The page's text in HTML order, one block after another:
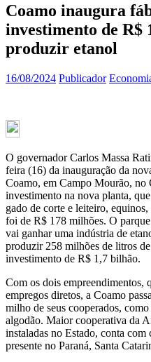
Coamo inaugura
investimento de R$
produzir etanol
16/08/2024 Publicador
O governador Carlos Massa
feira (16) da inauguração da
Coamo, em Campo Mourão, no
investimento na nova planta,
gado de corte e leiteiro,
foi de R$ 178 milhões. O
vai ganhar uma indústria de
produzir 258 milhões de litros
investimento de R$ 1,7 bilhão.
Com os dois empreendimentos,
empregos diretos, a Coamo
milho de seus cooperados,
algodão. Maior cooperativa da
instaladas no Estado, conta com
presente no Paraná, Santa